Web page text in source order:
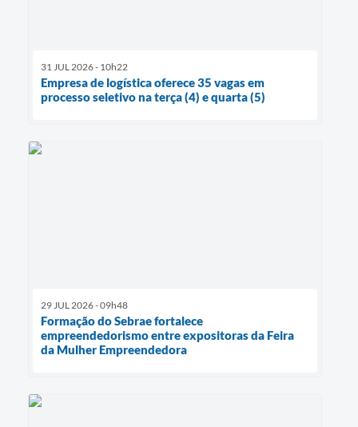
31 JUL 2026 - 10h22
Empresa de logística oferece 35 vagas em
processo seletivo na terça (4) e quarta (5)
29 JUL 2026 - 09h48
Formação do Sebrae fortalece
empreendedorismo entre expositoras da Feira
da Mulher Empreendedora